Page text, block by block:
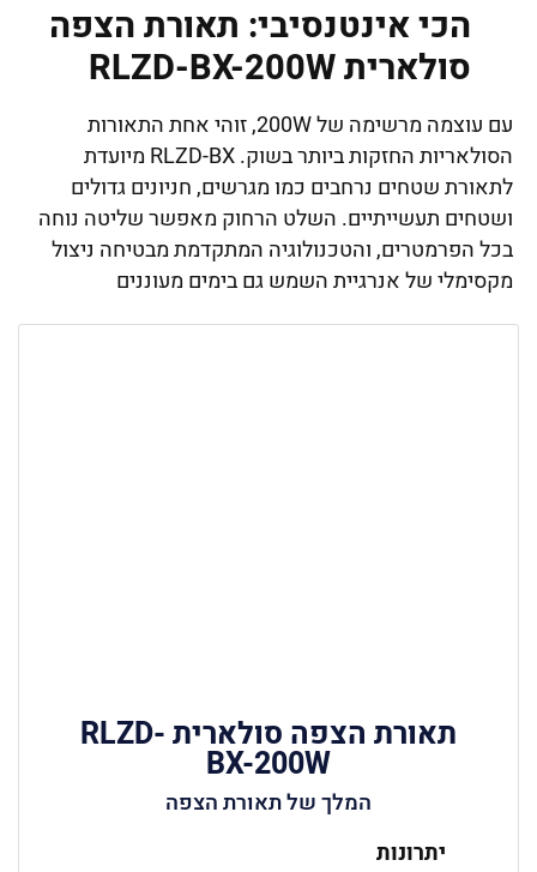
הכי אינטנסיבי: תאורת הצפה
סולארית RLZD-BX-200W
עם עוצמה מרשימה של 200W, זוהי אחת התאורות
הסולאריות החזקות ביותר בשוק. RLZD-BX מיועדת
לתאורת שטחים נרחבים כמו מגרשים, חניונים גדולים
ושטחים תעשייתיים. השלט הרחוק מאפשר שליטה נוחה
בכל הפרמטרים, והטכנולוגיה המתקדמת מבטיחה ניצול
מקסימלי של אנרגיית השמש גם בימים מעוננים
תאורת הצפה סולארית RLZD-
BX-200W
המלך של תאורת הצפה
יתרונות